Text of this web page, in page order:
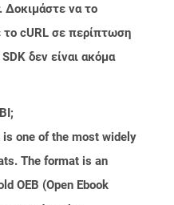
Δοκιμάστε να το
το cURL σε περίπτωση
δεν είναι ακόμα
one of the most widely
The format is an
OEB (Open Ebook